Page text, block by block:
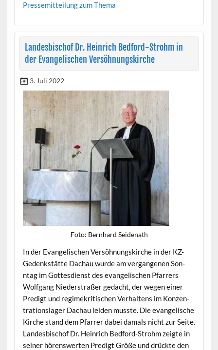
Pressemit­teilung zum Thema
Landesbischof Dr. Heinrich Bedford-Strohm in
der Evangelischen Versöhnungskirche
3. Juli 2022
Foto: Bern­hard Seidenath
In der Evan­ge­lis­chen Ver­söh­nungskirche in der KZ-
Gedenkstätte Dachau wurde am ver­gan­genen Son­
ntag im Gottes­di­enst des evan­ge­lis­chen Pfar­rers
Wolf­gang Nieder­straßer gedacht, der wegen ein­er
Predigt und regimekri­tis­chen Ver­hal­tens im Konzen­
tra­tionslager Dachau lei­den musste. Die evan­ge­lis­che
Kirche stand dem Pfar­rer dabei damals nicht zur Seite.
Lan­des­bischof Dr. Hein­rich Bed­ford-Strohm zeigte in
sein­er hörenswerten Predigt Größe und drück­te den